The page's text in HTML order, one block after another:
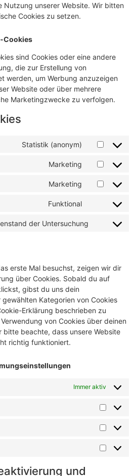
Nutzung unserer Website. Wir bitten
Cookies zu setzen.
Cookies
sind Cookies oder eine andere
die zur Erstellung von
werden, um Werbung anzuzeigen
Website oder über mehrere
Marketingzwecke zu verfolgen.
Statistik (anonym)
Marketing
Marketing
Funktional
der Untersuchung
erste Mal besuchst, zeigen wir dir
über Cookies. Sobald du auf
gibst du uns dein
Kategorien von Cookies
Erklärung beschrieben zu
von Cookies über deinen
bitte beachte, dass unsere Website
richtig funktioniert.
Immer aktiv
und